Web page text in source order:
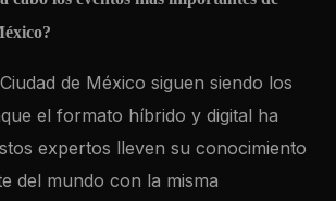
de México siguen siendo los
el formato híbrido y digital ha
expertos lleven su conocimiento
del mundo con la misma